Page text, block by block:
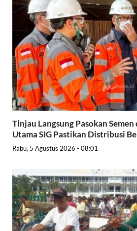
Tinjau Langsung Pasokan
Utama SIG Pastikan Distribusi
Rabu, 5 Agustus 2026 - 08:01